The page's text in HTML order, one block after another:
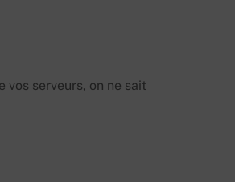
serveurs, on ne sait